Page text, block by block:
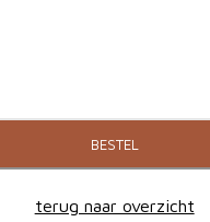
BESTEL
terug naar overzicht